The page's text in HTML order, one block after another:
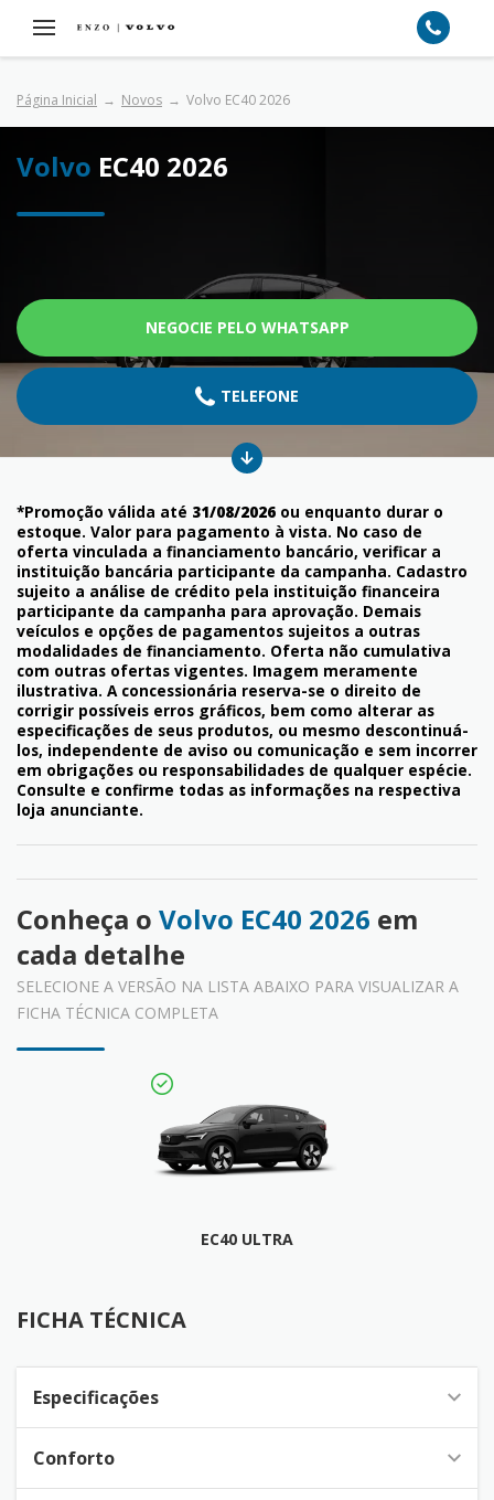
Página Inicial Novos Volvo EC40 2026
Volvo EC40 2026
NEGOCIE PELO WHATSAPP
TELEFONE
*Promoção válida até 31/08/2026 ou enquanto durar o
estoque. Valor para pagamento à vista. No caso de
oferta vinculada a financiamento bancário, verificar a
instituição bancária participante da campanha. Cadastro
sujeito a análise de crédito pela instituição financeira
participante da campanha para aprovação. Demais
veículos e opções de pagamentos sujeitos a outras
modalidades de financiamento. Oferta não cumulativa
com outras ofertas vigentes. Imagem meramente
ilustrativa. A concessionária reserva-se o direito de
corrigir possíveis erros gráficos, bem como alterar as
especificações de seus produtos, ou mesmo descontinuá-
los, independente de aviso ou comunicação e sem incorrer
em obrigações ou responsabilidades de qualquer espécie.
Consulte e confirme todas as informações na respectiva
loja anunciante.
Conheça o Volvo EC40 2026 em
cada detalhe
SELECIONE A VERSÃO NA LISTA ABAIXO PARA VISUALIZAR A
FICHA TÉCNICA COMPLETA
EC40 ULTRA
FICHA TÉCNICA
Especificações
Conforto